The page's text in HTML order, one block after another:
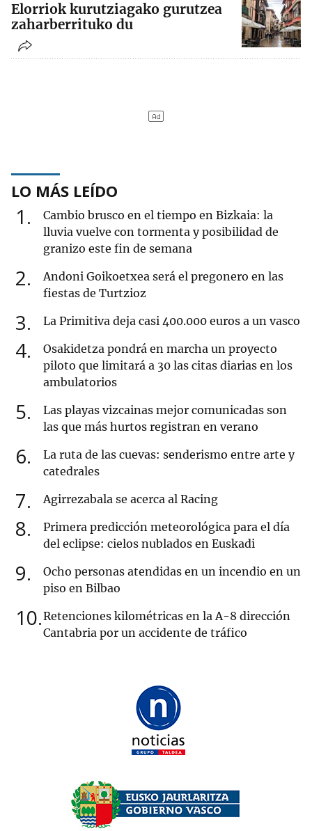
Elorriok kurutziagako gurutzea
zaharberrituko du
LO MÁS LEÍDO
1
Cambio brusco en el tiempo en Bizkaia: la
lluvia vuelve con tormenta y posibilidad de
granizo este fin de semana
2
Andoni Goikoetxea será el pregonero en las
fiestas de Turtzioz
3 La Primitiva deja casi 400.000 euros a un vasco
4
Osakidetza pondrá en marcha un proyecto
piloto que limitará a 30 las citas diarias en los
ambulatorios
5
Las playas vizcainas mejor comunicadas son
las que más hurtos registran en verano
6
La ruta de las cuevas: senderismo entre arte y
catedrales
7 Agirrezabala se acerca al Racing
8
Primera predicción meteorológica para el día
del eclipse: cielos nublados en Euskadi
9
Ocho personas atendidas en un incendio en un
piso en Bilbao
10 Retenciones kilométricas en la A-8 dirección
Cantabria por un accidente de tráfico